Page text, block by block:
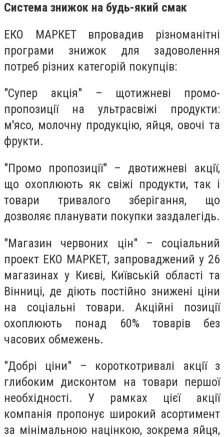
Система знижок на будь-який смак
ЕКО МАРКЕТ впровадив різноманітні
програми знижок для задоволення
потреб різних категорій покупців:
"Супер акція" – щотижневі промо-
пропозиції на ультрасвіжі продукти:
м'ясо, молочну продукцію, яйця, овочі та
фрукти.
"Промо пропозиції" – двотижневі акції,
що охоплюють як свіжі продукти, так і
товари тривалого зберігання, що
дозволяє планувати покупки заздалегідь.
"Магазин червоних цін" – соціальний
проект ЕКО МАРКЕТ, запроваджений у 26
магазинах у Києві, Київській області та
Вінниці, де діють постійно знижені ціни
на соціальні товари.Акційні позиції
охоплюють понад 60% товарів без
часових обмежень.
"Добрі ціни" – короткотривалі акції з
глибоким дисконтом на товари першої
необхідності. У рамках цієї акції
компанія пропонує широкий асортимент
за мінімальною націнкою, зокрема яйця,